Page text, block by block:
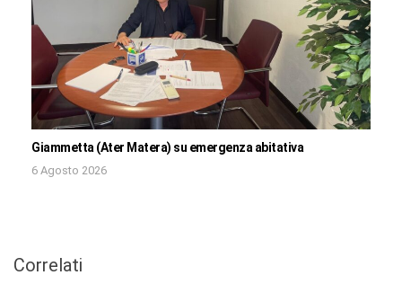
Giammetta (Ater Matera) su emergenza abitativa
6 Agosto 2026
Correlati